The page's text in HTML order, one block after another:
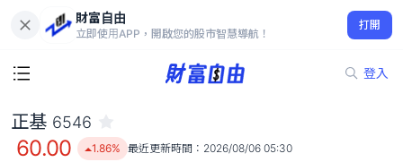
財富自由
立即使用APP，開啟您的股市智慧導航！
打開
登入
60.00
1.86%
正基 6546
60.00 1.86% 最近更新時間： 2026/08/06 05:30